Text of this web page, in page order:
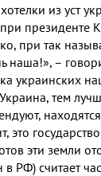
из уст
президенте
, при так
наша!», –
украинских
, тем
,
, это
эти земли
в РФ) считает